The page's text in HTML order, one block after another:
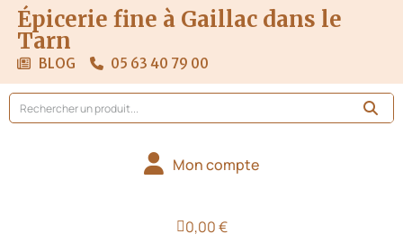
Épicerie fine à Gaillac dans le
Tarn
BLOG 05 63 40 79 00
Mon compte
0,00 €